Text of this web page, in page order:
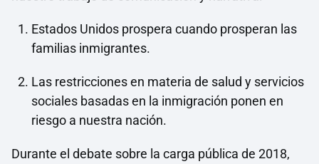
Estados Unidos prospera cuando prosperan las
familias inmigrantes.
Las restricciones en materia de salud y servicios
sociales basadas en la inmigración ponen en
riesgo a nuestra nación.
Durante el debate sobre la carga pública de 2018,